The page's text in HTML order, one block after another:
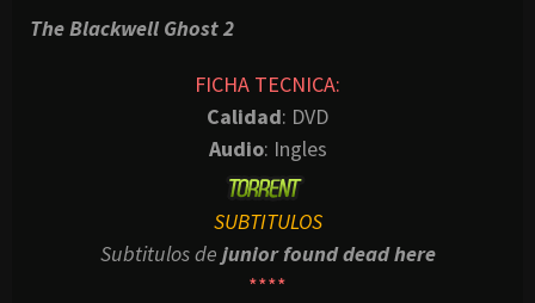
The Blackwell Ghost 2
FICHA TECNICA:
Calidad: DVD
Audio: Ingles
SUBTITULOS
Subtitulos de junior found dead here
****